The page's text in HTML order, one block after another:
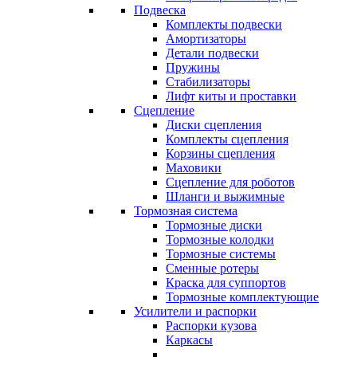
Подвеска
Комплекты подвески
Амортизаторы
Детали подвески
Пружины
Стабилизаторы
Лифт киты и проставки
Сцепление
Диски сцепления
Комплекты сцепления
Корзины сцепления
Маховики
Сцепление для роботов
Шланги и выжимные
Тормозная система
Тормозные диски
Тормозные колодки
Тормозные системы
Сменные ротеры
Краска для суппортов
Тормозные комплектующие
Усилители и распорки
Распорки кузова
Каркасы